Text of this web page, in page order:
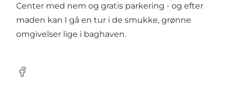
Center med nem og gratis parkering - og efter
maden kan I gå en tur i de smukke, grønne
omgivelser lige i baghaven.
Facebook